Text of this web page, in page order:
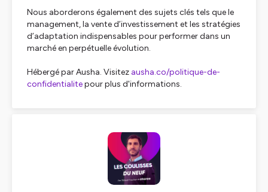
Nous aborderons également des sujets clés tels que le
management, la vente d’investissement et les stratégies
d’adaptation indispensables pour performer dans un
marché en perpétuelle évolution.
Hébergé par Ausha. Visitez ausha.co/politique-de-
confidentialitepour plus d'informations.